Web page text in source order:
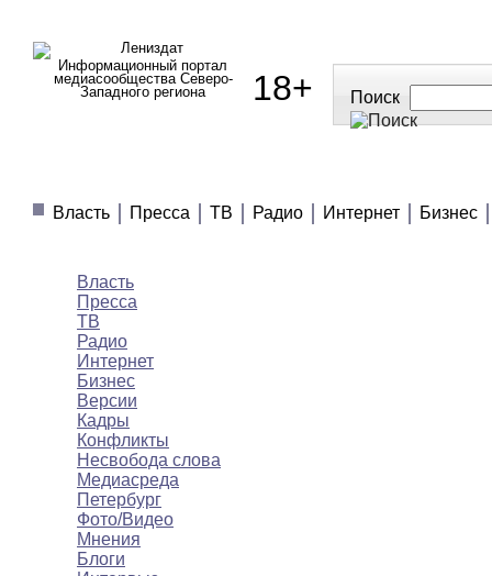
Информационный портал
медиасообщества Северо-
Западного региона
18+ Поиск
Власть
Пресса ТВ Радио Интернет Бизнес
Власть
Пресса
ТВ
Радио
Интернет
Бизнес
Версии
Кадры
Конфликты
Несвобода слова
Медиасреда
Петербург
Фото/Видео
Мнения
Блоги